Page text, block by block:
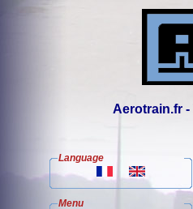
Aerotrain.fr
Language
Menu